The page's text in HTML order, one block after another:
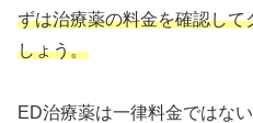
ずは治療薬の料金を確認し
しょう。
ED治療薬は一律料金ではな